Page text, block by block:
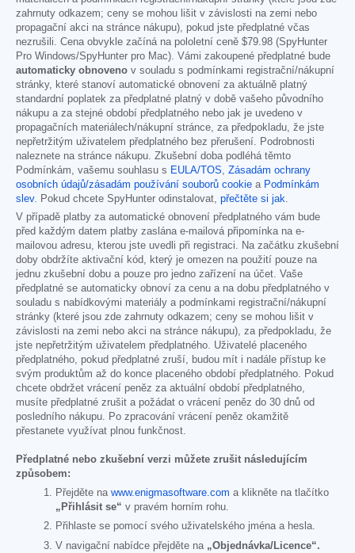
zahrnuty odkazem; ceny se mohou lišit v závislosti na zemi nebo
propagační akci na stránce nákupu), pokud jste předplatné včas
nezrušili. Cena obvykle začíná na pololetní ceně $79.98 (SpyHunter
Pro Windows/SpyHunter pro Mac). Vámi zakoupené předplatné bude
automaticky obnoveno v souladu s podmínkami registrační/nákupní
stránky, které stanoví automatické obnovení za aktuálně platný
standardní poplatek za předplatné platný v době vašeho původního
nákupu a za stejné období předplatného nebo jak je uvedeno v
propagačních materiálech/nákupní stránce, za předpokladu, že jste
nepřetržitým uživatelem předplatného bez přerušení. Podrobnosti
naleznete na stránce nákupu. Zkušební doba podléhá těmto
Podmínkám, vašemu souhlasu s EULA/TOS, Zásadám ochrany
osobních údajů/zásadám používání souborů cookie a Podmínkám
slev. Pokud chcete SpyHunter odinstalovat, přečtěte si jak.
V případě platby za automatické obnovení předplatného vám bude
před každým datem platby zaslána e-mailová připomínka na e-
mailovou adresu, kterou jste uvedli při registraci. Na začátku zkušební
doby obdržíte aktivační kód, který je omezen na použití pouze na
jednu zkušební dobu a pouze pro jedno zařízení na účet. Vaše
předplatné se automaticky obnoví za cenu a na dobu předplatného v
souladu s nabídkovými materiály a podmínkami registrační/nákupní
stránky (které jsou zde zahrnuty odkazem; ceny se mohou lišit v
závislosti na zemi nebo akci na stránce nákupu), za předpokladu, že
jste nepřetržitým uživatelem předplatného. Uživatelé placeného
předplatného, pokud předplatné zruší, budou mít i nadále přístup ke
svým produktům až do konce placeného období předplatného. Pokud
chcete obdržet vrácení peněz za aktuální období předplatného,
musíte předplatné zrušit a požádat o vrácení peněz do 30 dnů od
posledního nákupu. Po zpracování vrácení peněz okamžitě
přestanete využívat plnou funkčnost.
Předplatné nebo zkušební verzi můžete zrušit následujícím
způsobem:
Přejděte na www.enigmasoftware.com a klikněte na tlačítko
„Přihlásit se“ v pravém horním rohu.
Přihlaste se pomocí svého uživatelského jména a hesla.
V navigační nabídce přejděte na „Objednávka/Licence“.